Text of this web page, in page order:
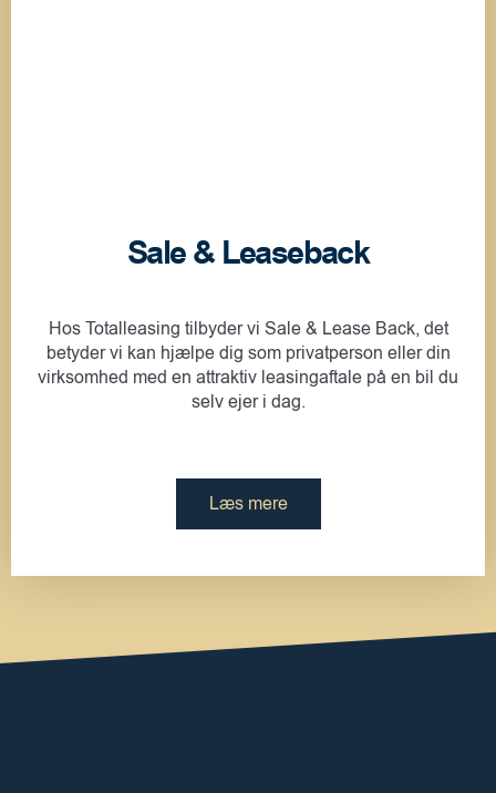
Sale & Leaseback
Hos Totalleasing tilbyder vi Sale & Lease Back, det
betyder vi kan hjælpe dig som privatperson eller din
virksomhed med en attraktiv leasingaftale på en bil du
selv ejer i dag.
Læs mere